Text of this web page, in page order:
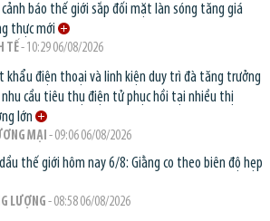
cảnh báo thế giới sắp đối mặt làn sóng tăng giá
thực mới
TẾ- 10:29 06/08/2026
khẩu điện thoại và linh kiện duy trì đà tăng trưởng
cầu tiêu thụ điện tử phục hồi tại nhiều thị
lớn
MẠI - 09:06 06/08/2026
thế giới hôm nay 6/8: Giằng co theo biên độ hẹp
LƯỢNG- 08:58 06/08/2026